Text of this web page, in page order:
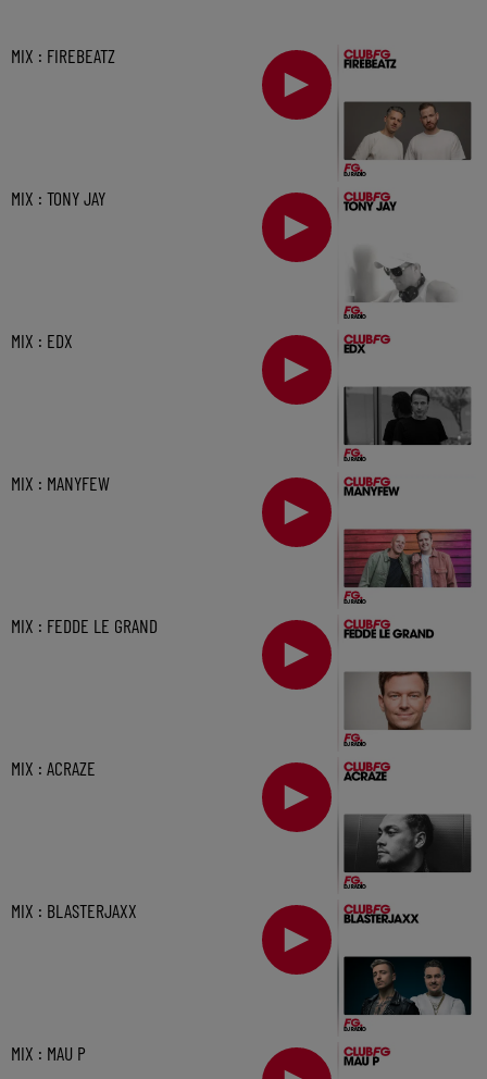
MIX : FIREBEATZ
MIX : TONY JAY
MIX : EDX
MIX : MANYFEW
MIX : FEDDE LE GRAND
MIX : ACRAZE
MIX : BLASTERJAXX
MIX : MAU P